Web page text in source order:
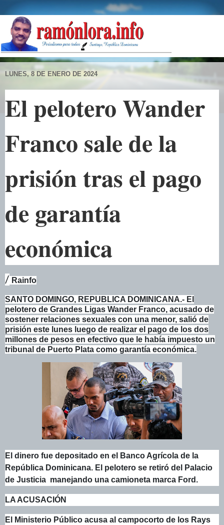
LUNES, 8 DE ENERO DE 2024
El pelotero Wander
Franco sale de la
prisión tras el pago
de garantía
económica
/ Rainfo
SANTO DOMINGO, REPUBLICA DOMINICANA.- El
pelotero de Grandes Ligas Wander Franco, acusado de
sostener relaciones sexuales con una menor, salió de
prisión este lunes luego de realizar el pago de los dos
millones de pesos en efectivo que le había impuesto un
tribunal de Puerto Plata como garantía económica.
El dinero fue depositado en el Banco Agrícola de la
República Dominicana. El pelotero se retiró del Palacio
de Justicia manejando una camioneta marca Ford.
LA ACUSACIÓN
El Ministerio Público acusa al campocorto de los Rays